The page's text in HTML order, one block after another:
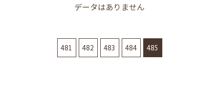
データはありません
481 482 483 484 485